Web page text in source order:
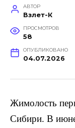
АВТОР
Взлет-К
ПРОСМОТРОВ
58
ОПУБЛИКОВАНО
04.07.2026
Жимолость
Сибири. В